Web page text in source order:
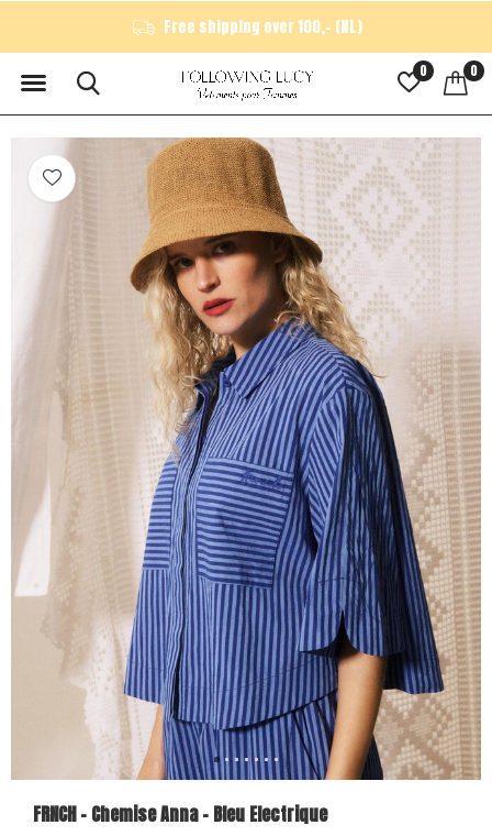
0 0
Free shipping over 100,- (NL)
FRNCH - Chemise Anna - Bleu Electrique